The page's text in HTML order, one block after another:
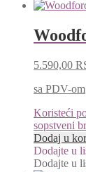
5.590,00
sa PDV-om
Koristeći
sopstveni
Dodaj u
Dodajte u
Dodajte u